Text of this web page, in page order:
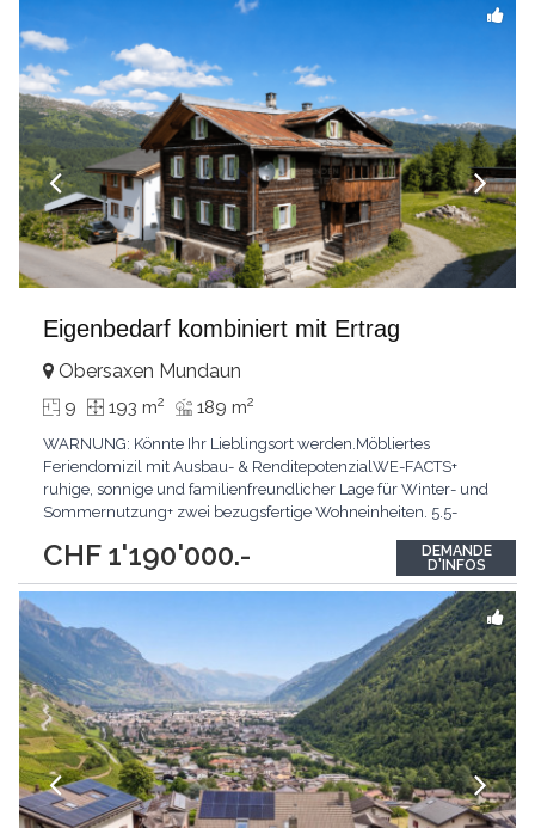
Eigenbedarf kombiniert mit Ertrag
CHF 1'190'000.-
Obersaxen Mundaun
9 193 m2 189 m2
WARNUNG: Könnte Ihr Lieblingsort werden.Möbliertes
Feriendomizil mit Ausbau- & RenditepotenzialWE-FACTS+
ruhige, sonnige und familienfreundlicher Lage für Winter- und
Sommernutzung+ zwei bezugsfertige Wohneinheiten. 5.5-
neu modernisiert; Wohnung 2./3. OG: modernisiert, gemütlich,
warm.Passt für:Haupt- oder Zweitwohnen, Naturliebhaber oder
DEMANDE
D'INFOS